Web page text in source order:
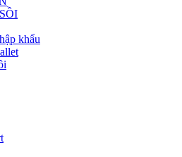
khẩu